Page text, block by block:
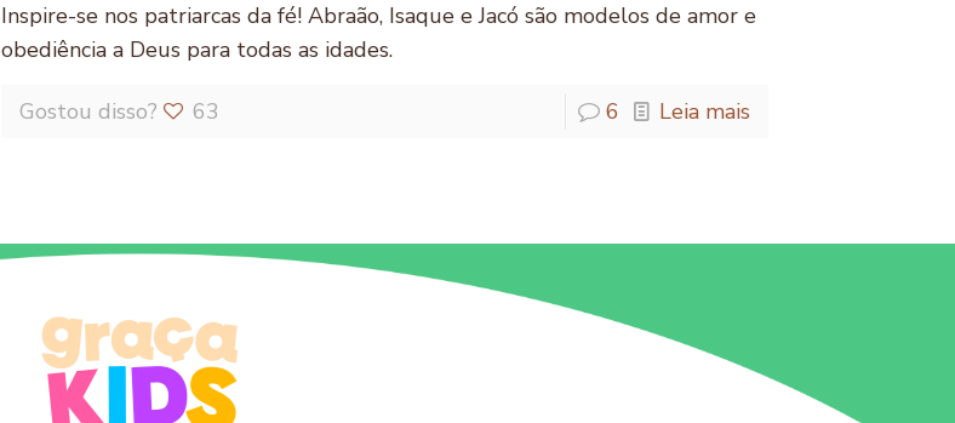
Inspire-se nos patriarcas da fé! Abraão, Isaque e Jacó são modelos de amor e
obediência a Deus para todas as idades.
Gostou disso? 63 6 Leia mais